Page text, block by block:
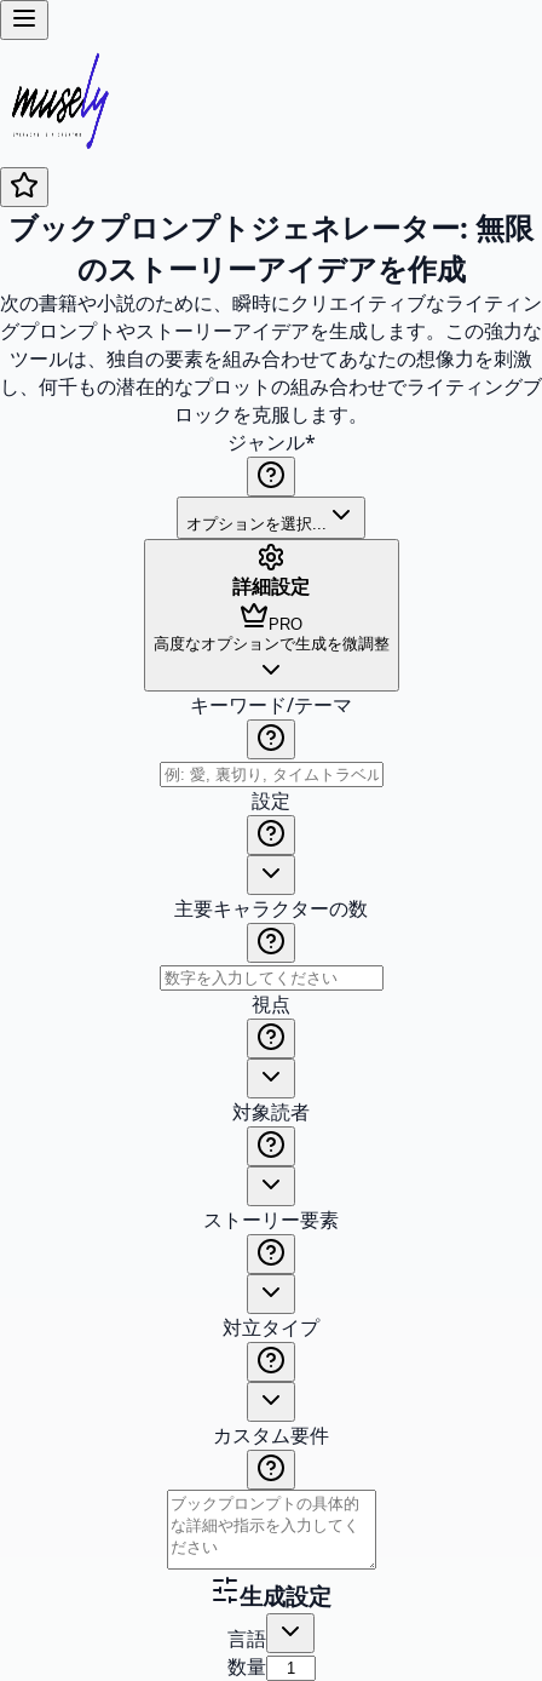
ブックプロンプトジェネレーター: 無限
のストーリーアイデアを作成
次の書籍や小説のために、瞬時にクリエイティブなライティン
グプロンプトやストーリーアイデアを生成します。この強力な
ツールは、独自の要素を組み合わせてあなたの想像力を刺激
し、何千もの潜在的なプロットの組み合わせでライティングブ
ロックを克服します。
ジャンル*
オプションを選択...
詳細設定
PRO
高度なオプションで生成を微調整
キーワード/テーマ
設定
主要キャラクターの数
視点
対象読者
ストーリー要素
対立タイプ
カスタム要件
生成設定
言語
数量